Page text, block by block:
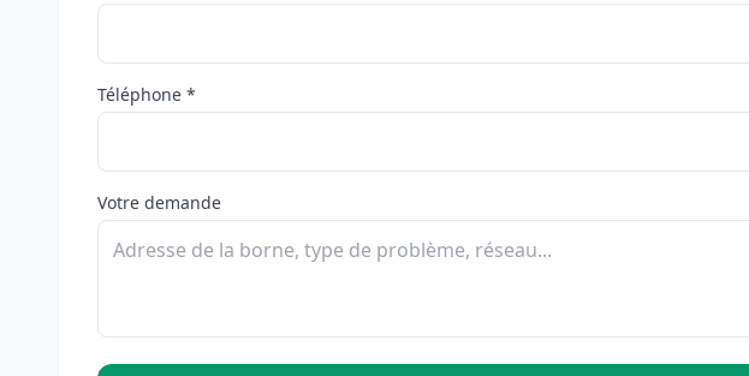
Téléphone *
Votre demande